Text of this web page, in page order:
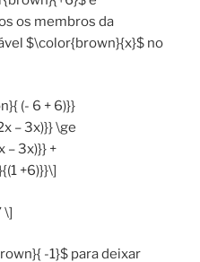
os membros da
$\color{brown}{x}$ no
(- 6 + 6)}}
– 3x)}} \ge
3x)}} +
+6)}}\]
\]
-1}$ para deixar